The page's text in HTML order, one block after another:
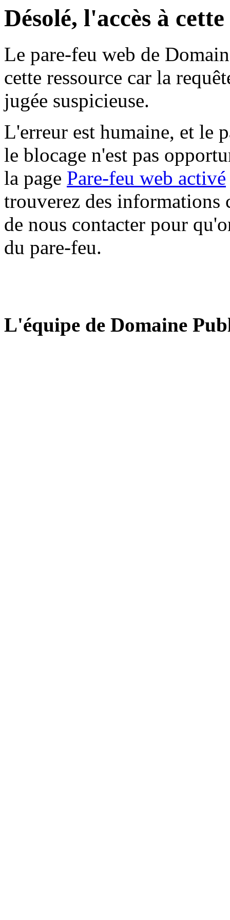
Désolé, l'accès à
Le pare-feu web de
cette ressource car la
jugée suspicieuse.
L'erreur est humaine, et le
le blocage n'est pas
la page Pare-feu web activé
trouverez des informations
de nous contacter pour
du pare-feu.
L'équipe de Domaine